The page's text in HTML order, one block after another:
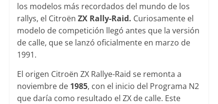
los modelos más recordados del mundo de los
rallys, el Citroën ZX Rally-Raid. Curiosamente el
modelo de competición llegó antes que la versión
de calle, que se lanzó oficialmente en marzo de
1991.
El origen Citroën ZX Rallye-Raid se remonta a
noviembre de 1985, con el inicio del Programa N2
que daría como resultado el ZX de calle. Este